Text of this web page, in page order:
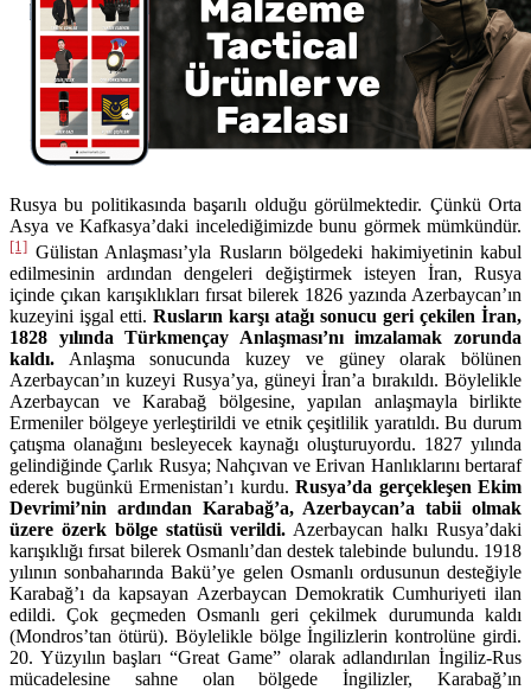
Rusya bu politikasında başarılı olduğu görülmektedir. Çünkü Orta
Asya ve Kafkasya’daki incelediğimizde bunu görmek mümkündür.
[1] Gülistan Anlaşması’yla Rusların bölgedeki hakimiyetinin kabul
edilmesinin ardından dengeleri değiştirmek isteyen İran, Rusya
içinde çıkan karışıklıkları fırsat bilerek 1826 yazında Azerbaycan’ın
kuzeyini işgal etti. Rusların karşı atağı sonucu geri çekilen İran,
1828 yılında Türkmençay Anlaşması’nı imzalamak zorunda
kaldı. Anlaşma sonucunda kuzey ve güney olarak bölünen
Azerbaycan’ın kuzeyi Rusya’ya, güneyi İran’a bırakıldı. Böylelikle
Azerbaycan ve Karabağ bölgesine, yapılan anlaşmayla birlikte
Ermeniler bölgeye yerleştirildi ve etnik çeşitlilik yaratıldı. Bu durum
çatışma olanağını besleyecek kaynağı oluşturuyordu. 1827 yılında
gelindiğinde Çarlık Rusya; Nahçıvan ve Erivan Hanlıklarını bertaraf
ederek bugünkü Ermenistan’ı kurdu. Rusya’da gerçekleşen Ekim
Devrimi’nin ardından Karabağ’a, Azerbaycan’a tabii olmak
üzere özerk bölge statüsü verildi. Azerbaycan halkı Rusya’daki
karışıklığı fırsat bilerek Osmanlı’dan destek talebinde bulundu. 1918
yılının sonbaharında Bakü’ye gelen Osmanlı ordusunun desteğiyle
Karabağ’ı da kapsayan Azerbaycan Demokratik Cumhuriyeti ilan
edildi. Çok geçmeden Osmanlı geri çekilmek durumunda kaldı
(Mondros’tan ötürü). Böylelikle bölge İngilizlerin kontrolüne girdi.
20. Yüzyılın başları “Great Game” olarak adlandırılan İngiliz-Rus
mücadelesine sahne olan bölgede İngilizler, Karabağ’ın